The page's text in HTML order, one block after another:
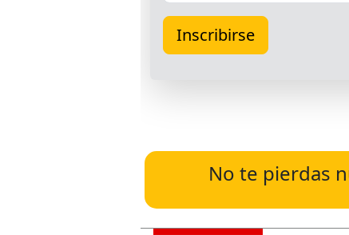
No te pierdas